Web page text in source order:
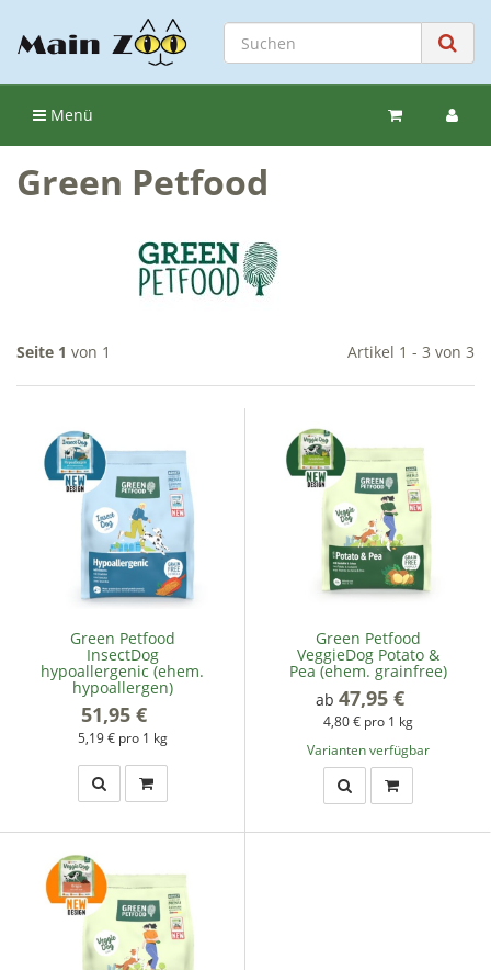
Menü
Green Petfood
Seite 1 von 1 Artikel 1 - 3 von 3
Green Petfood
InsectDog
hypoallergenic (ehem.
hypoallergen)
51,95 €
5,19 € pro 1 kg
Green Petfood
VeggieDog Potato &
Pea (ehem. grainfree)
ab 47,95 €
4,80 € pro 1 kg
Varianten verfügbar